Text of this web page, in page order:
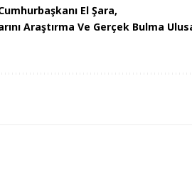
El Şara
Araştırma Ve Gerçek Bulma